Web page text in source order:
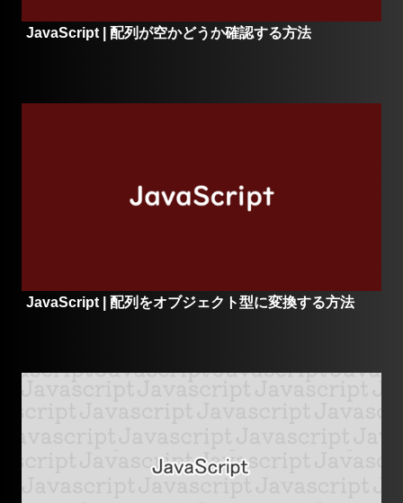
JavaScript | 配列が空かどうか確認する方法
JavaScript | 配列をオブジェクト型に変換する方法